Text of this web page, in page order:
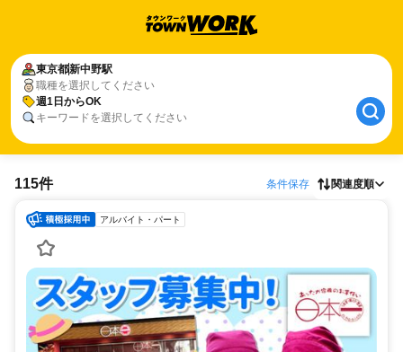
東京都新中野駅
職種を選択してください
週1日からOK
キーワードを選択してください
115件 条件保存 関連度順
アルバイト・パート